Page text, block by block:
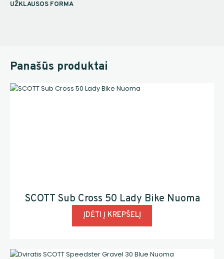
UŽKLAUSOS FORMA
Panašūs produktai
SCOTT Sub Cross 50 Lady Bike Nuoma
ĮDĖTI Į KREPŠELĮ